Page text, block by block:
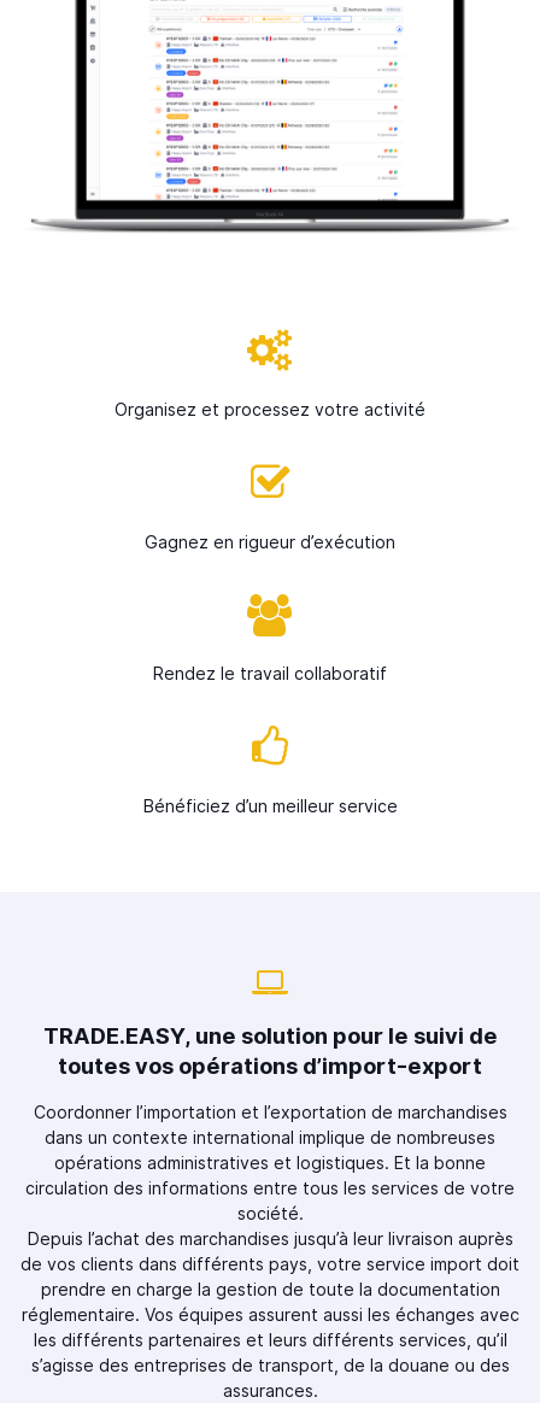
Organisez et processez votre activité
Gagnez en rigueur d’exécution
Rendez le travail collaboratif
Bénéficiez d’un meilleur service
TRADE.EASY, une solution pour le suivi de
toutes vos opérations d’import-export
Coordonner l’importation et l’exportation de marchandises
dans un contexte international implique de nombreuses
opérations administratives et logistiques. Et la bonne
circulation des informations entre tous les services de votre
société.
Depuis l’achat des marchandises jusqu’à leur livraison auprès
de vos clients dans différents pays, votre service import doit
prendre en charge la gestion de toute la documentation
réglementaire. Vos équipes assurent aussi les échanges avec
les différents partenaires et leurs différents services, qu’il
s’agisse des entreprises de transport, de la douane ou des
assurances.